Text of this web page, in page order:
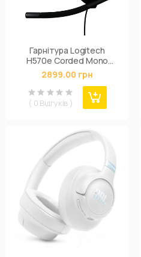
Гарнітура Logitech
H570e Corded Mono
BLACK-USB-A (981-
001426)
2899.00 грн
( 0 Відгуків )